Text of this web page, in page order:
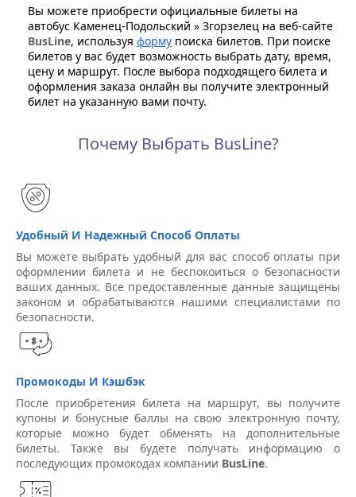
Вы можете приобрести официальные билеты на
автобус Каменец-Подольский » Згорзелец на веб-сайте
BusLine, используя форму поиска билетов. При поиске
билетов у вас будет возможность выбрать дату, время,
цену и маршрут. После выбора подходящего билета и
оформления заказа онлайн вы получите электронный
билет на указанную вами почту.
Почему Выбрать BusLine?
Удобный И Надежный Способ Оплаты
Вы можете выбрать удобный для вас способ оплаты при
оформлении билета и не беспокоиться о безопасности
ваших данных. Все предоставленные данные защищены
законом и обрабатываются нашими специалистами по
безопасности.
Промокоды И Кэшбэк
После приобретения билета на маршрут, вы получите
купоны и бонусные баллы на свою электронную почту,
которые можно будет обменять на дополнительные
билеты. Также вы будете получать информацию о
последующих промокодах компании BusLine.